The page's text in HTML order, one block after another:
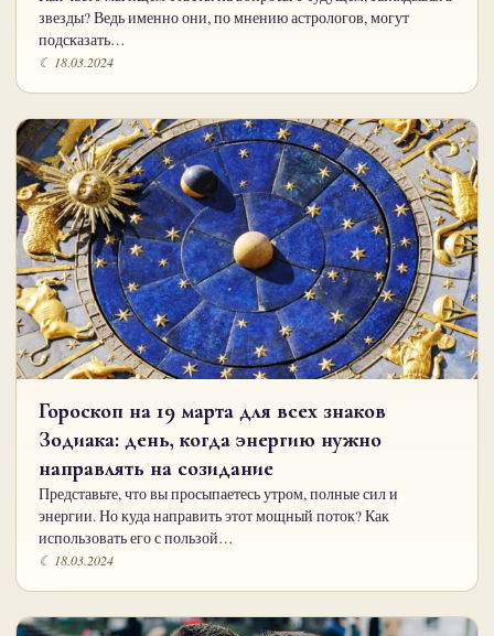
звезды? Ведь именно они, по мнению астрологов, могут
подсказать…
☾ 18.03.2024
Гороскоп на 19 марта для всех знаков
Зодиака: день, когда энергию нужно
направлять на созидание
Представьте, что вы просыпаетесь утром, полные сил и
энергии. Но куда направить этот мощный поток? Как
использовать его с пользой…
☾ 18.03.2024